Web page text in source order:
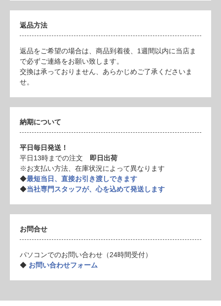
返品方法
返品をご希望の場合は、商品到着後、1週間以内に当店ま
で必ずご連絡をお願い致します。
交換は承っておりません、あらかじめご了承くださいま
せ。
納期について
平日毎日発送！
平日13時までの注文 即日出荷
※お支払い方法、在庫状況によって異なります
◆最短当日、直接お引き渡しできます
◆当社専門スタッフが、心を込めて発送します
お問合せ
パソコンでのお問い合わせ（24時間受付）
◆ お問い合わせフォーム